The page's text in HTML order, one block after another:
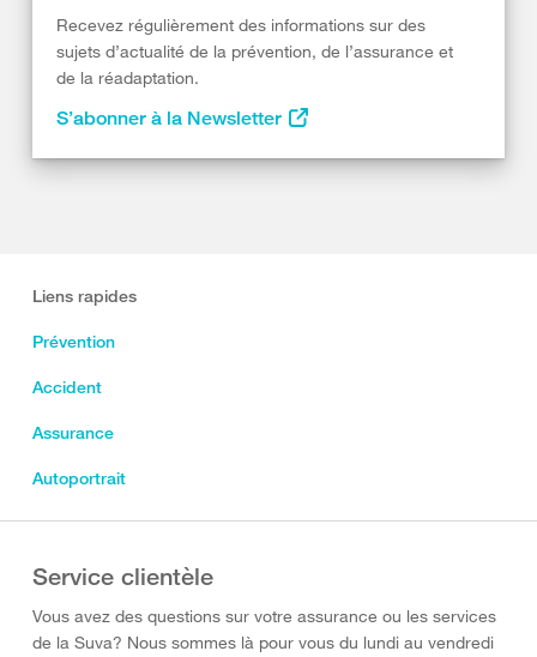
Recevez régulièrement des informations sur des
sujets d’actualité de la prévention, de l’assurance et
de la réadaptation.
S’abonner à la Newsletter
Liens rapides
Prévention
Accident
Assurance
Autoportrait
Service clientèle
Vous avez des questions sur votre assurance ou les services
de la Suva? Nous sommes là pour vous du lundi au vendredi